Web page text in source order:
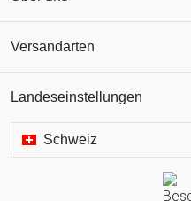
Versandarten
Landeseinstellungen
Schweiz